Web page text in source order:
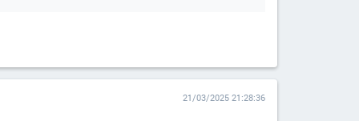
21/03/2025 21:28:36